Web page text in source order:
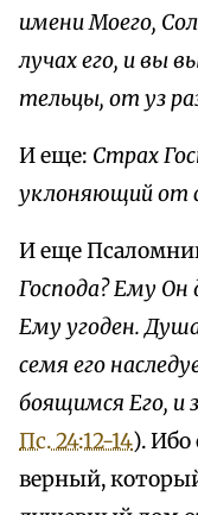
имени Моего,
лучах его, и вы
тельцы, от уз
И еще: Страх
уклоняющий от
И еще
Господа? Ему Он
Ему угоден.
семя его
боящимся Его, и
Пс. 24:12-14). Ибо
верный,